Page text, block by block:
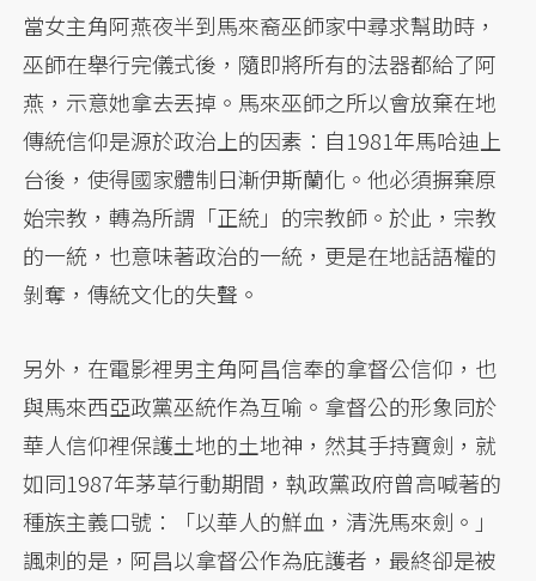
當女主角阿燕夜半到馬來裔巫師家中尋求幫助時，
巫師在舉行完儀式後，隨即將所有的法器都給了阿
燕，示意她拿去丟掉。馬來巫師之所以會放棄在地
傳統信仰是源於政治上的因素：自1981年馬哈迪上
台後，使得國家體制日漸伊斯蘭化。他必須摒棄原
始宗教，轉為所謂「正統」的宗教師。於此，宗教
的一統，也意味著政治的一統，更是在地話語權的
剝奪，傳統文化的失聲。
另外，在電影裡男主角阿昌信奉的拿督公信仰，也
與馬來西亞政黨巫統作為互喻。拿督公的形象同於
華人信仰裡保護土地的土地神，然其手持寶劍，就
如同1987年茅草行動期間，執政黨政府曾高喊著的
種族主義口號：「以華人的鮮血，清洗馬來劍。」
諷刺的是，阿昌以拿督公作為庇護者，最終卻是被